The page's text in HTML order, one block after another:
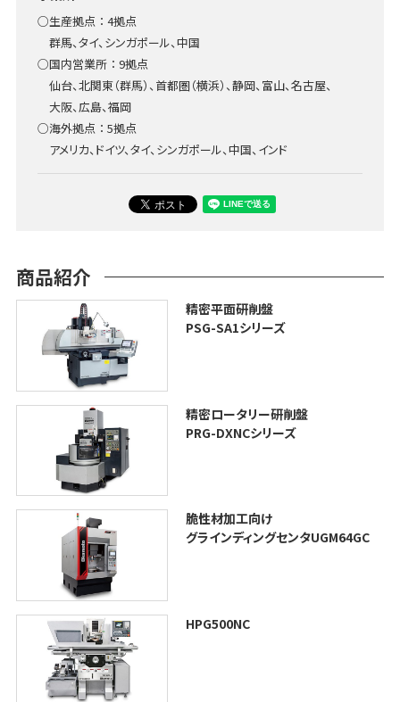
○生産拠点 ： 4拠点
群馬、タイ、シンガポール、中国
○国内営業所 ： 9拠点
仙台、北関東（群馬）、首都圏（横浜）、静岡、富山、名古屋、
大阪、広島、福岡
○海外拠点 ： 5拠点
アメリカ、ドイツ、タイ、シンガポール、中国、インド
商品紹介
精密平面研削盤
PSG-SA1シリーズ
精密ロータリー研削盤
PRG-DXNCシリーズ
脆性材加工向け
グラインディングセンタUGM64GC
HPG500NC